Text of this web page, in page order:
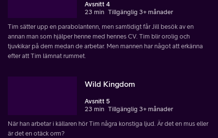
Avsnitt 4
23 min Tillgänglig 3+ månader
Tim sätter upp en parabolantenn, men samtidigt får Jill besök av en
annan man som hjälper henne med hennes CV. Tim blir orolig och
tjuvkikar på dem medan de arbetar. Men mannen har något att erkänna
efter att Tim lämnat rummet.
Wild Kingdom
Avsnitt 5
23 min Tillgänglig 3+ månader
När han arbetar i källaren hör Tim några konstiga ljud. Är det en mus eller
är det en otäck orm?